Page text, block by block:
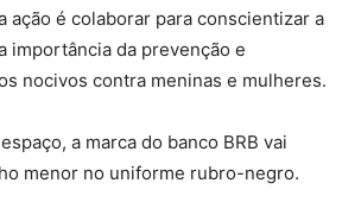
ação é colaborar para conscientizar a
importância da prevenção e
nocivos contra meninas e mulheres.
a marca do banco BRB vai
menor no uniforme rubro-negro.